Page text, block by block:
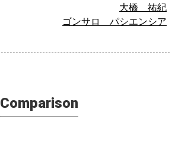
大橋 祐紀
ゴンサロ パシエンシア
Comparison